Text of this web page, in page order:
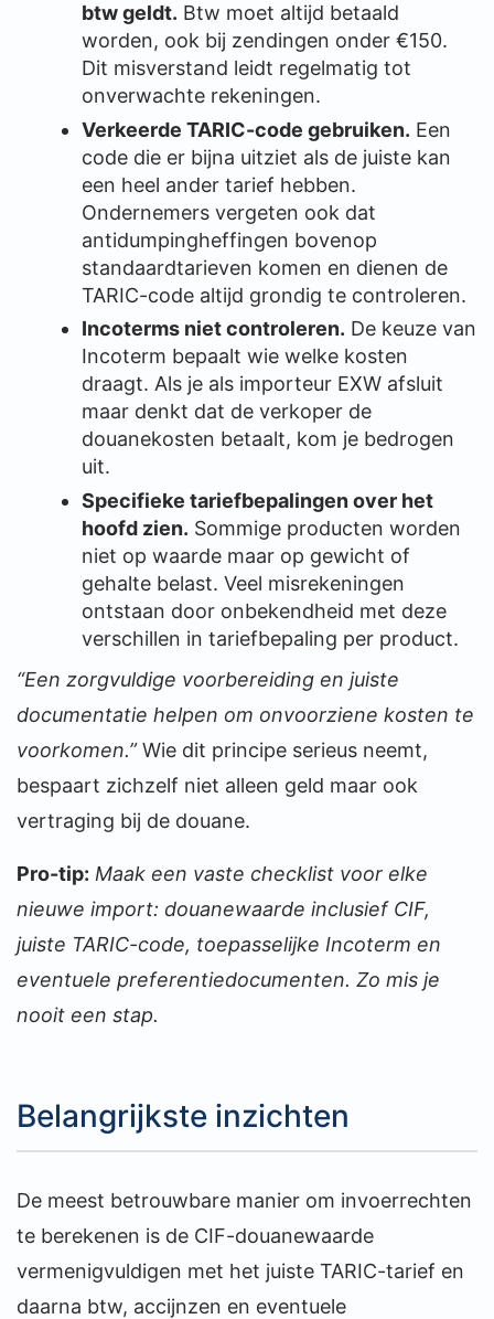
btw geldt. Btw moet altijd betaald
worden, ook bij zendingen onder €150.
Dit misverstand leidt regelmatig tot
onverwachte rekeningen.
Verkeerde TARIC-code gebruiken. Een
code die er bijna uitziet als de juiste kan
een heel ander tarief hebben.
Ondernemers vergeten ook dat
antidumpingheffingen bovenop
standaardtarieven komen en dienen de
TARIC-code altijd grondig te controleren.
Incoterms niet controleren. De keuze van
Incoterm bepaalt wie welke kosten
draagt. Als je als importeur EXW afsluit
maar denkt dat de verkoper de
douanekosten betaalt, kom je bedrogen
uit.
Specifieke tariefbepalingen over het
hoofd zien. Sommige producten worden
niet op waarde maar op gewicht of
gehalte belast. Veel misrekeningen
ontstaan door onbekendheid met deze
verschillen in tariefbepaling per product.
“Een zorgvuldige voorbereiding en juiste
documentatie helpen om onvoorziene kosten te
voorkomen.”Wie dit principe serieus neemt,
bespaart zichzelf niet alleen geld maar ook
vertraging bij de douane.
Pro-tip: Maak een vaste checklist voor elke
nieuwe import: douanewaarde inclusief CIF,
juiste TARIC-code, toepasselijke Incoterm en
eventuele preferentiedocumenten. Zo mis je
nooit een stap.
Belangrijkste inzichten
De meest betrouwbare manier om invoerrechten
te berekenen is de CIF-douanewaarde
vermenigvuldigen met het juiste TARIC-tarief en
daarna btw, accijnzen en eventuele